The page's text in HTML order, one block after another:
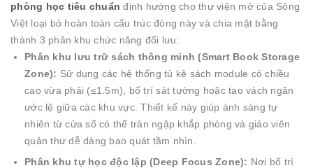
phòng học tiêu chuẩn định hướng cho thư viện mở của Sông
Việt loại bỏ hoàn toàn cấu trúc đóng này và chia mặt bằng
thành 3 phân khu chức năng đối lưu:
Phân khu lưu trữ sách thông minh (Smart Book Storage
Zone): Sử dụng các hệ thống tủ kệ sách module có chiều
cao vừa phải (≤1.5m), bố trí sát tường hoặc tạo vách ngăn
ước lệ giữa các khu vực. Thiết kế này giúp ánh sáng tự
nhiên từ cửa sổ có thể tràn ngập khắp phòng và giáo viên
quản thư dễ dàng bao quát tầm nhìn.
Phân khu tự học độc lập (Deep Focus Zone): Nơi bố trí